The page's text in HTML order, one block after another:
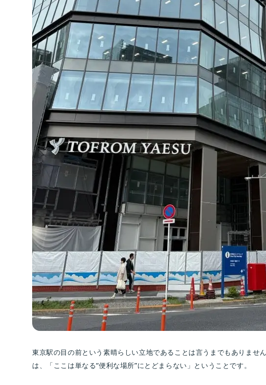
東京駅の目の前という素晴らしい立地であることは言うまでもありませ
は、「ここは単なる“便利な場所”にとどまらない」ということです。